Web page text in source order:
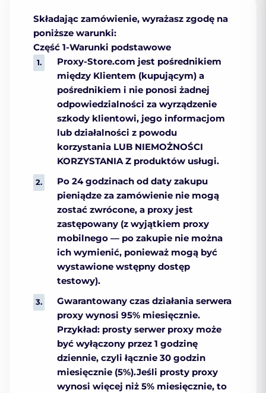
Składając zamówienie, wyrażasz zgodę na
poniższe warunki:
Część 1-Warunki podstawowe
Proxy-Store.com jest pośrednikiem
między Klientem (kupującym) a
pośrednikiem i nie ponosi żadnej
odpowiedzialności za wyrządzenie
szkody klientowi, jego informacjom
lub działalności z powodu
korzystania LUB NIEMOŻNOŚCI
KORZYSTANIA Z produktów usługi.
Po 24 godzinach od daty zakupu
pieniądze za zamówienie nie mogą
zostać zwrócone, a proxy jest
zastępowany (z wyjątkiem proxy
mobilnego — po zakupie nie można
ich wymienić, ponieważ mogą być
wystawione wstępny dostęp
testowy).
Gwarantowany czas działania serwera
proxy wynosi 95% miesięcznie.
Przykład: prosty serwer proxy może
być wyłączony przez 1 godzinę
dziennie, czyli łącznie 30 godzin
miesięcznie (5%).Jeśli prosty proxy
wynosi więcej niż 5% miesięcznie, to